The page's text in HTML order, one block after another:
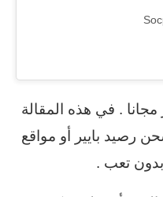
مجانا . في هذه المقالة
رصيد بايير أو مواقع